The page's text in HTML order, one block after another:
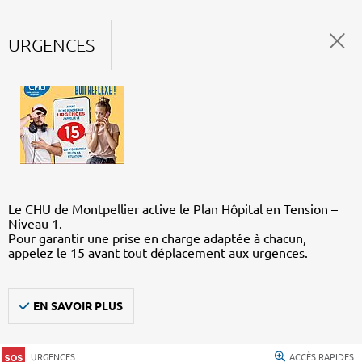
URGENCES
Le CHU de Montpellier active le Plan Hôpital en Tension –
Niveau 1.
Pour garantir une prise en charge adaptée à chacun,
appelez le 15 avant tout déplacement aux urgences.
EN SAVOIR PLUS
URGENCES ACCÈS RAPIDES